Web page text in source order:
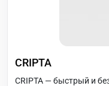
CRIPTA
CRIPTA — быстрый и